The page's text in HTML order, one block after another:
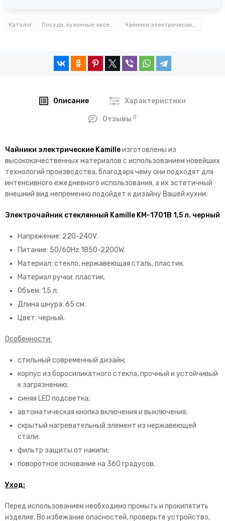
Каталог Посуда, кухонные аксессуары и принадлежности TM Kamille TM Ofenbach Чайники электрические Kamille™
Описание Характеристики
Отзывы0
Чайники электрические Kamilleизготовлены из
высококачественных материалов с использованием новейших
технологий производства, благодаря чему они подходят для
интенсивного ежедневного использования, а их эстетичный
внешний вид непременно подойдет к дизайну Вашей кухни.
Электрочайник стеклянный Kamille KM-1701B 1,5 л. черный
Напряжение: 220-240V.
Питание: 50/60Hz 1850-2200W.
Материал: стекло, нержавеющая сталь, пластик.
Материал ручки: пластик.
Объем: 1,5 л.
Длина шнура: 65 см.
Цвет: черный.
Особенности:
стильный современный дизайн;
корпус из боросиликатного стекла, прочный и устойчивый
к загрязнению;
синяя LED подсветка;
автоматическая кнопка включения и выключения;
скрытый нагревательный элемент из нержавеющей
стали;
фильтр защиты от накипи;
поворотное основание на 360 градусов.
Уход:
Перед использованием необходимо промыть и прокипятить
изделие. Во избежание опасностей, проверьте устройство,